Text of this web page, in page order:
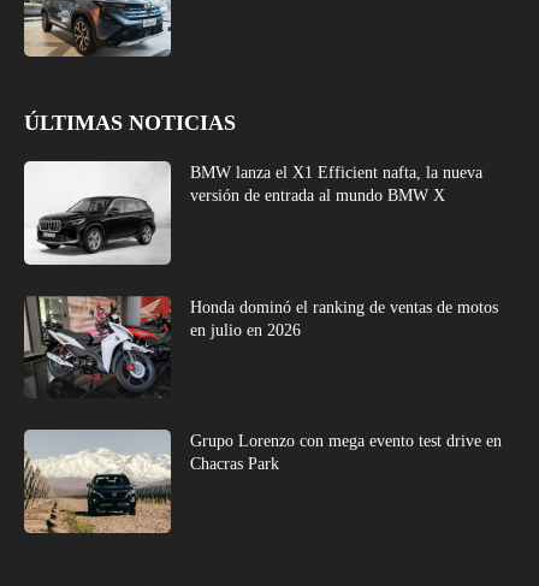
ÚLTIMAS NOTICIAS
BMW lanza el X1 Efficient nafta, la nueva
versión de entrada al mundo BMW X
Honda dominó el ranking de ventas de motos
en julio en 2026
Grupo Lorenzo con mega evento test drive en
Chacras Park